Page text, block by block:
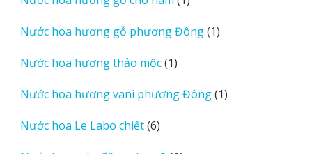
phẩm
Nước hoa hương gỗ phương Đông 11
Nước hoa hương thảo mộc 11
phẩm
Nước hoa hương vani phương Đông 11
Nước hoa Le Labo chiết 66